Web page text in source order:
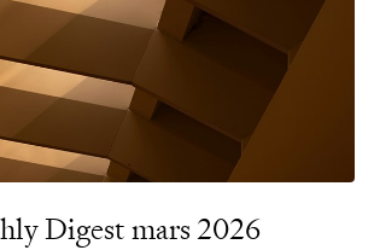
Digest mars 2026